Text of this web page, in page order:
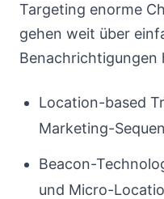
Targeting enorme
gehen weit über
Benachrichtigungen
Location-based
Marketing-
Beacon-
und Micro-